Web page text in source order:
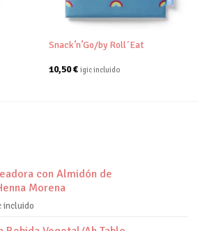
Snack’n’Go/by Roll´Eat
10,50€ igic incluido
con Almidón de
Morena
incluido